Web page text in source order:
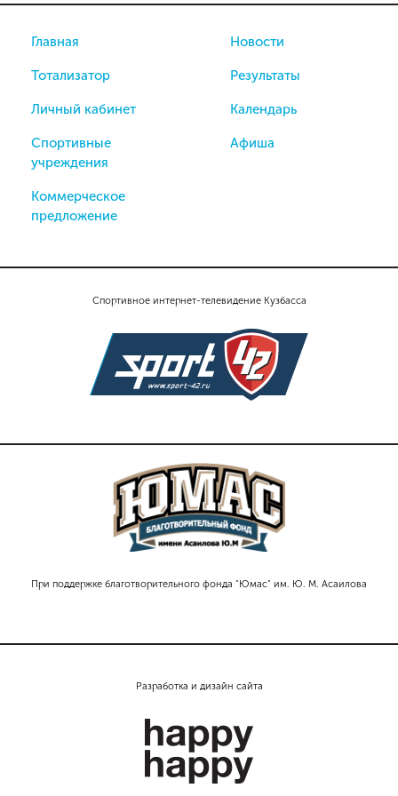
Спортивное интернет-телевидение Кузбасса
При поддержке благотворительного фонда "Юмас" им. Ю. М. Асаилова
Главная
Тотализатор
Личный кабинет
Спортивные
учреждения
Коммерческое
предложение
Новости
Результаты
Календарь
Афиша
Разработка и дизайн сайта